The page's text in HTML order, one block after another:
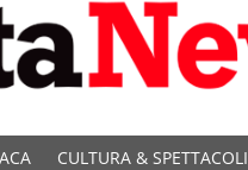
CULTURA & SPETTACOLI